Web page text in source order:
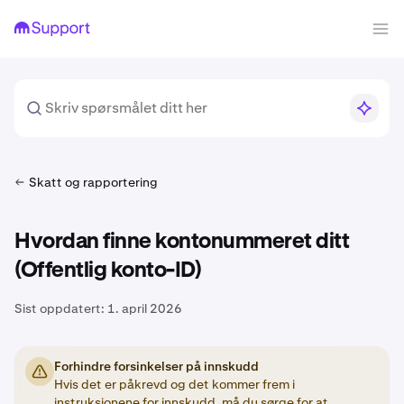
Skatt og rapportering
Hvordan finne kontonummeret ditt
(Offentlig konto-ID)
Sist oppdatert: 1. april 2026
Forhindre forsinkelser på innskudd
Hvis det er påkrevd og det kommer frem i